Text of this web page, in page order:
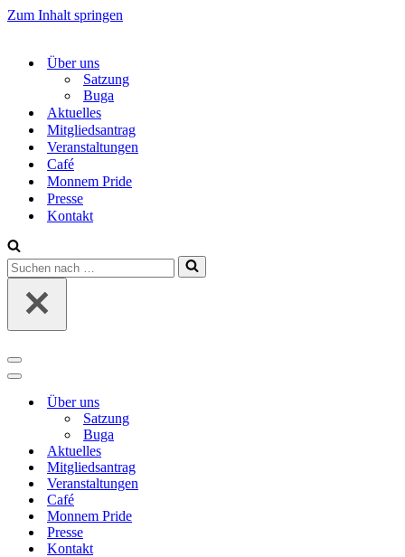
Zum Inhalt springen
Über uns
Satzung
Buga
Aktuelles
Mitgliedsantrag
Veranstaltungen
Café
Monnem Pride
Presse
Kontakt
Suchen
nach …
Navigations-
Menü
Navigations-
Über uns
Satzung
Buga
Aktuelles
Mitgliedsantrag
Veranstaltungen
Café
Monnem Pride
Presse
Kontakt